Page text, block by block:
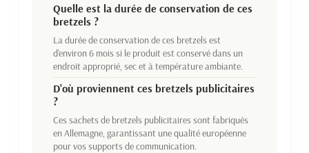
Quelle est la durée de conservation de ces
bretzels ?
La durée de conservation de ces bretzels est
d'environ 6 mois si le produit est conservé dans un
endroit approprié, sec et à température ambiante.
D'où proviennent ces bretzels publicitaires
?
Ces sachets de bretzels publicitaires sont fabriqués
en Allemagne, garantissant une qualité européenne
pour vos supports de communication.